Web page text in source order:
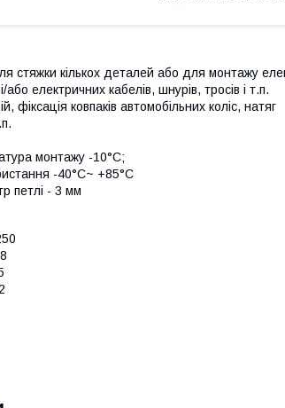
стяжки кількох деталей або для монтажу
електричних кабелів, шнурів, тросів і т.п.
фіксація ковпаків автомобільних коліс, натяг
монтажу -10°С;
-40°С~ +85°С
петлі - 3 мм